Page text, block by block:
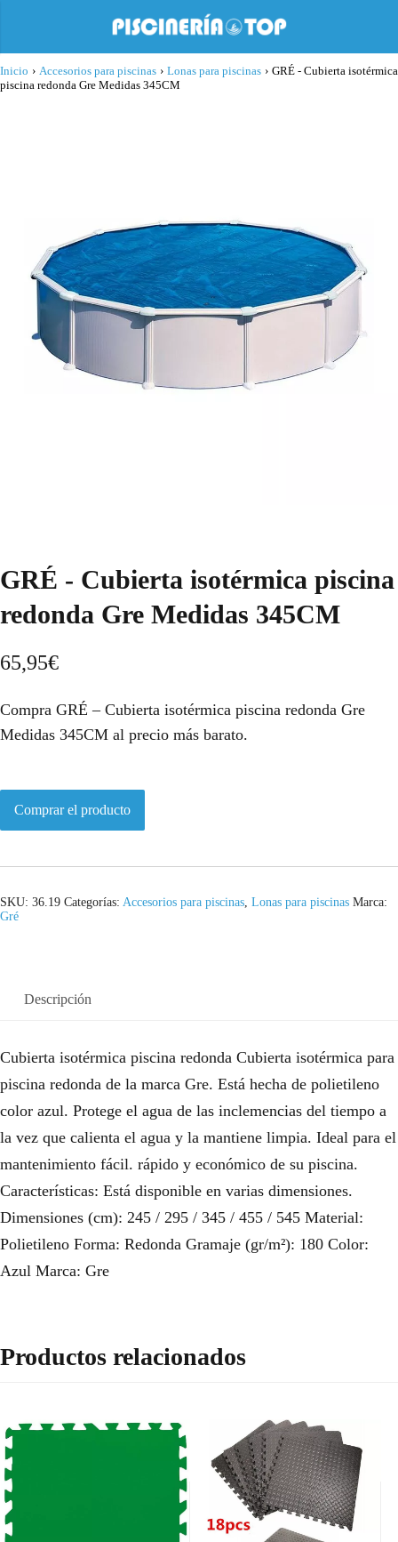
Inicio › Accesorios para piscinas › Lonas para piscinas › GRÉ - Cubierta isotérmica
piscina redonda Gre Medidas 345CM
GRÉ - Cubierta isotérmica piscina
redonda Gre Medidas 345CM
65,95€
Compra GRÉ – Cubierta isotérmica piscina redonda Gre
Medidas 345CM al precio más barato.
Comprar el producto
SKU: 36.19 Categorías: Accesorios para piscinas, Lonas para piscinas Marca:
Gré
Descripción
Cubierta isotérmica piscina redonda Cubierta isotérmica para
piscina redonda de la marca Gre. Está hecha de polietileno
color azul. Protege el agua de las inclemencias del tiempo a
la vez que calienta el agua y la mantiene limpia. Ideal para el
mantenimiento fácil. rápido y económico de su piscina.
Características: Está disponible en varias dimensiones.
Dimensiones (cm): 245 / 295 / 345 / 455 / 545 Material:
Polietileno Forma: Redonda Gramaje (gr/m²): 180 Color:
Azul Marca: Gre
Productos relacionados